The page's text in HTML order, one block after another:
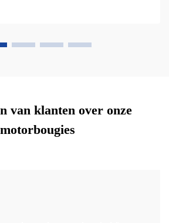
en
van klanten over onze
motorbougies